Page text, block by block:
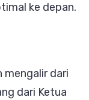
ke depan.
mengalir dari
dari Ketua